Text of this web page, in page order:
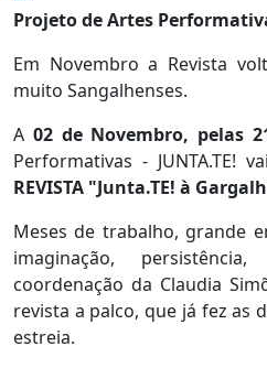
Projeto de Artes
Em Novembro a Revista
muito Sangalhenses.
A 02 de Novembro, pelas
Performativas - JUNTA.TE!
REVISTA "Junta.TE! à
Meses de trabalho, grande
imaginação,
coordenação da Claudia
revista a palco, que já fez as
estreia.